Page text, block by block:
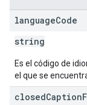
languageCode
string
Es el código de
el que se
closedCaption